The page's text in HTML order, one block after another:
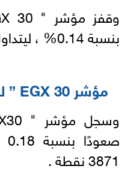
بنسبة 0.14% ، ليتداول عند 12459 نقطة .
مؤشر EGX 30 ” للعائد الكلي"
3871 نقطة .